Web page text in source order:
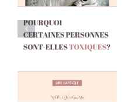
certaines
personnes
sont-elles
toxiques?